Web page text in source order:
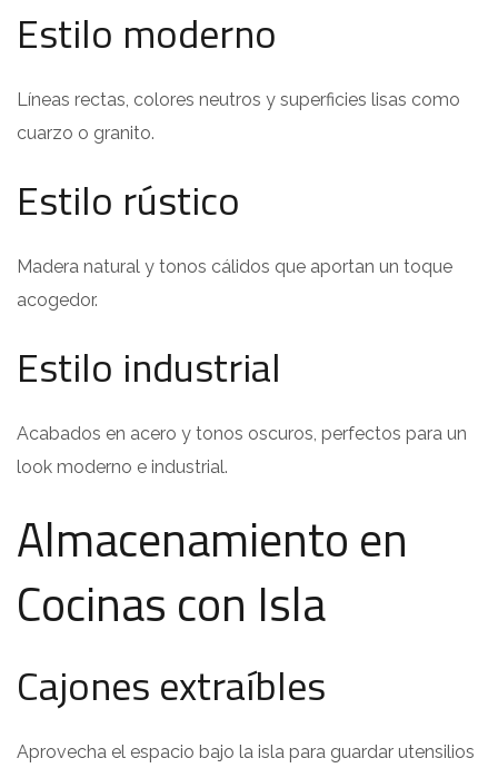
Estilo moderno
Líneas rectas, colores neutros y superficies lisas como
cuarzo o granito.
Estilo rústico
Madera natural y tonos cálidos que aportan un toque
acogedor.
Estilo industrial
Acabados en acero y tonos oscuros, perfectos para un
look moderno e industrial.
Almacenamiento en
Cocinas con Isla
Cajones extraíbles
Aprovecha el espacio bajo la isla para guardar utensilios